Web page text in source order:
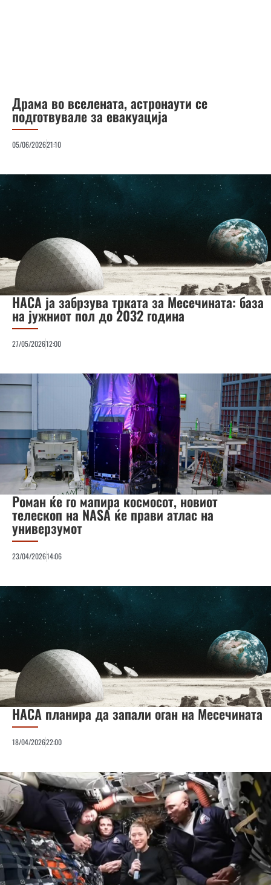
Драма во вселената, астронаути се
подготвувале за евакуација
05/06/202621:10
НАСА ја забрзува трката за Месечината: база
на јужниот пол до 2032 година
27/05/202612:00
Роман ќе го мапира космосот, новиот
телескоп на NASA ќе прави атлас на
универзумот
23/04/202614:06
НАСА планира да запали оган на Месечината
18/04/202622:00